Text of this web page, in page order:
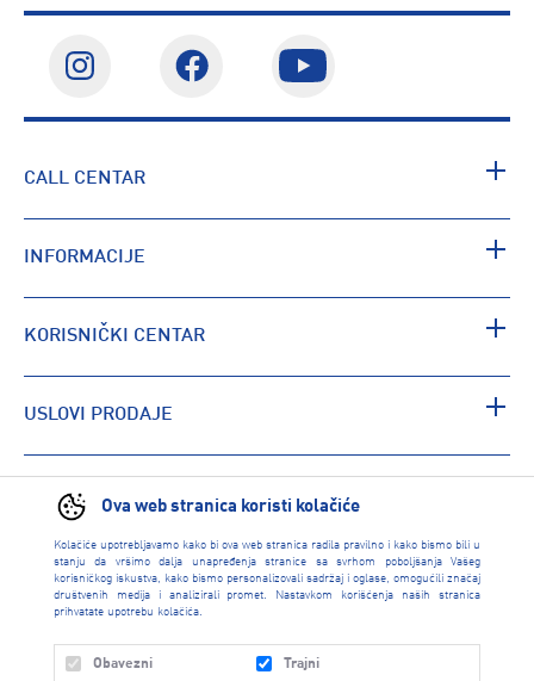
Ova web stranica koristi kolačiće
Kolačiće upotrebljavamo kako bi ova web stranica radila pravilno i kako bismo bili u
stanju da vršimo dalja unapređenja stranice sa svrhom poboljšanja Vašeg
korisničkog iskustva, kako bismo personalizovali sadržaj i oglase, omogućili značaj
društvenih medija i analizirali promet. Nastavkom korišćenja naših stranica
prihvatate upotrebu kolačića.
Obavezni Trajni
CALL CENTAR
INFORMACIJE
KORISNIČKI CENTAR
USLOVI PRODAJE
PRONAĐI RADNJU